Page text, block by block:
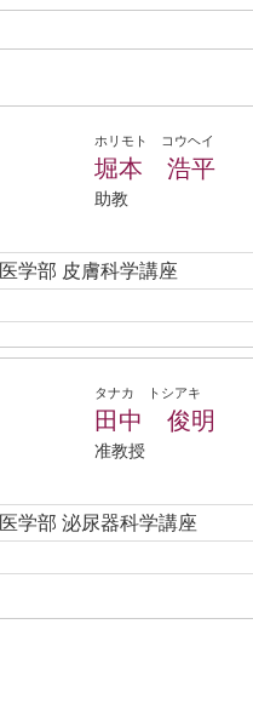
ホリモト コウヘイ
堀本 浩平
助教
医学部 皮膚科学講座
タナカ トシアキ
田中 俊明
准教授
医学部 泌尿器科学講座